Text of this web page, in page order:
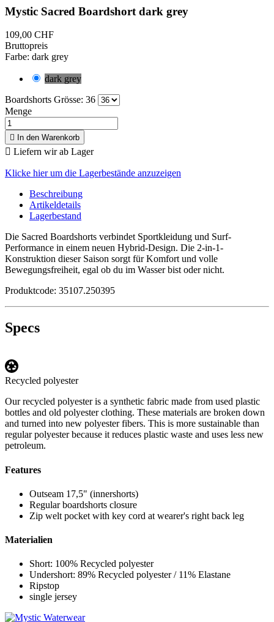
Mystic Sacred Boardshort dark grey
109,00 CHF
Bruttopreis
Farbe: dark grey
dark grey
Boardshorts Grösse: 36
Menge
 In den Warenkorb
 Liefern wir ab Lager
Klicke hier um die Lagerbestände anzuzeigen
Beschreibung
Artikeldetails
Lagerbestand
Die Sacred Boardshorts verbindet Sportkleidung und Surf-
Performance in einem neuen Hybrid-Design. Die 2-in-1-
Konstruktion dieser Saison sorgt für Komfort und volle
Bewegungsfreiheit, egal ob du im Wasser bist oder nicht.
Produktcode: 35107.250395
Specs
Recycled polyester
Our recycled polyester is a synthetic fabric made from used plastic
bottles and old polyester clothing. These materials are broken down
and turned into new polyester fibers. This is more sustainable than
regular polyester because it reduces plastic waste and uses less new
petroleum.
Features
Outseam 17,5" (innershorts)
Regular boardshorts closure
Zip welt pocket with key cord at wearer's right back leg
Materialien
Short: 100% Recycled polyester
Undershort: 89% Recycled polyester / 11% Elastane
Ripstop
single jersey